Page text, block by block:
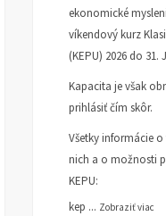
ekonomické
víkendový kurz
(KEPU) 2026 do 31.
Kapacita je však
prihlásiť čím skôr.
Všetky informácie
nich a o možnosti
KEPU:
kep ... Zobraziť viac